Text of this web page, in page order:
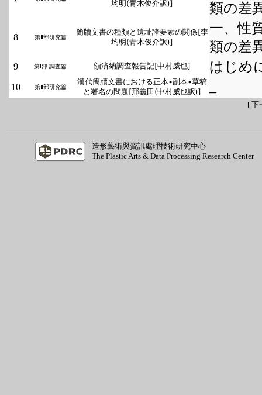
均明(青木俊介訳)]
類の差
8 第Ⅱ部研究篇
簡牘文書の種類と遺址諸要素の関係[李
均明(青木俊介訳)]
一、性
類の差
9 第Ⅰ部 調査篇 額済納調査報告記[中村威也] はじめ
10 第Ⅱ部研究篇
漢代簡牘文書における正本•副本•草稿
と署名の問題[邢義田(中村威也訳)]
[ 下
造形藝術與資訊處理技術研究中心
The Plastic Arts & Data Processing Research Center